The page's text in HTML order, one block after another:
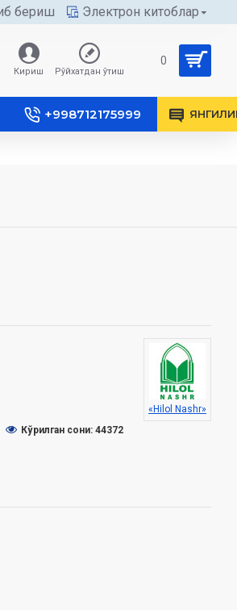
бериш Электрон китоблар
Кириш Рўйхатдан ўтиш
0
+998712175999
«Hilol Nashr»
Кўрилган сони: 44372